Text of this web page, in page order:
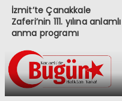
İzmit’te Çanakkale
Zaferi’nin 111. yılına anlamlı
anma programı